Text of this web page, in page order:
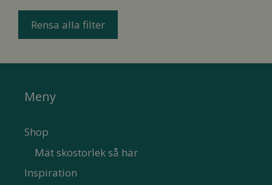
Rensa alla filter
Meny
Shop
Mät skostorlek så här
Inspiration